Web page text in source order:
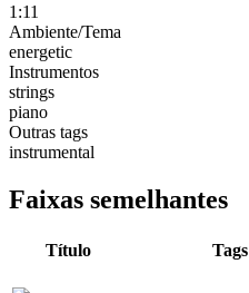
1:11
Ambiente/Tema
energetic
Instrumentos
strings
piano
Outras tags
instrumental
Faixas semelhantes
Título Tags